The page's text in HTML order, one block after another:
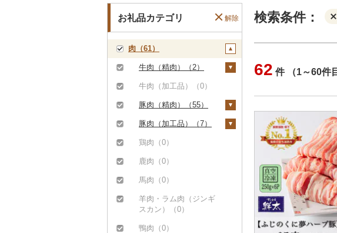
お礼品カテゴリ 解除
肉（61）
牛肉（精肉）（2）
ステーキ（1）
すき焼き（0）
しゃぶしゃぶ（0）
焼肉（0）
牛タン（0）
和牛（1）
黒毛和牛（0）
牛肉（加工品）（0）
豚肉（精肉）（55）
ステーキ（0）
すき焼き（0）
しゃぶしゃぶ（16）
焼肉（12）
アグー豚（0）
（29）
豚肉（加工品）（7）
ハンバーグ（0）
もつ鍋（0）
ハム（2）
ソーセージ・ウインナ
ー（2）
ベーコン・サラミ
鶏肉（0）
鹿肉（0）
馬肉（0）
羊肉・ラム肉（ジンギ
スカン）（0）
鴨肉（0）
検索条件：
決済方法
PayPay
クレジットカード
Amazon Pay
楽天ペイ
メルペイ
コンビニ支払い
62 件 （1～60件